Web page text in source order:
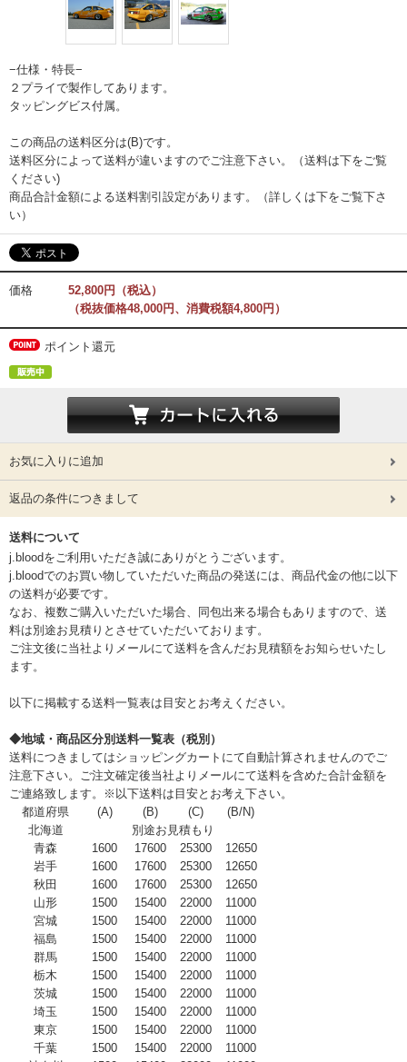
−仕様・特長−
２プライで製作してあります。
タッピングビス付属。
この商品の送料区分は(B)です。
送料区分によって送料が違いますのでご注意下さい。（送料は下をご覧
ください)
商品合計金額による送料割引設定があります。（詳しくは下をご覧下さ
い）
価格
52,800円（税込）
（税抜価格48,000円、消費税額4,800円）
ポイント還元
お気に入りに追加
返品の条件につきまして
送料について
j.bloodをご利用いただき誠にありがとうございます。
j.bloodでのお買い物していただいた商品の発送には、商品代金の他に以下
の送料が必要です。
なお、複数ご購入いただいた場合、同包出来る場合もありますので、送
料は別途お見積りとさせていただいております。
ご注文後に当社よりメールにて送料を含んだお見積額をお知らせいたし
ます。
以下に掲載する送料一覧表は目安とお考えください。
◆地域・商品区分別送料一覧表（税別）
送料につきましてはショッピングカートにて自動計算されませんのでご
注意下さい。ご注文確定後当社よりメールにて送料を含めた合計金額を
ご連絡致します。※以下送料は目安とお考え下さい。
都道府県
(A) (B) (C)
(B/N)
北海道
別途お見積もり
青森
1600 17600 25300
12650
岩手
1600 17600 25300
12650
秋田
1600 17600 25300
12650
山形
1500 15400 22000
11000
宮城
1500 15400 22000
11000
福島
1500 15400 22000
11000
群馬
1500 15400 22000
11000
栃木
1500 15400 22000
11000
茨城
1500 15400 22000
11000
埼玉
1500 15400 22000
11000
東京
1500 15400 22000
11000
千葉
1500 15400 22000
11000